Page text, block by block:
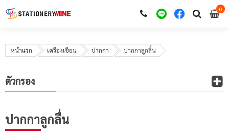
00
หน้าแรก เครื่องเขียน ปากกา ปากกาลูกลื่น
ปากกาลูกลื่น
ตัวกรอง